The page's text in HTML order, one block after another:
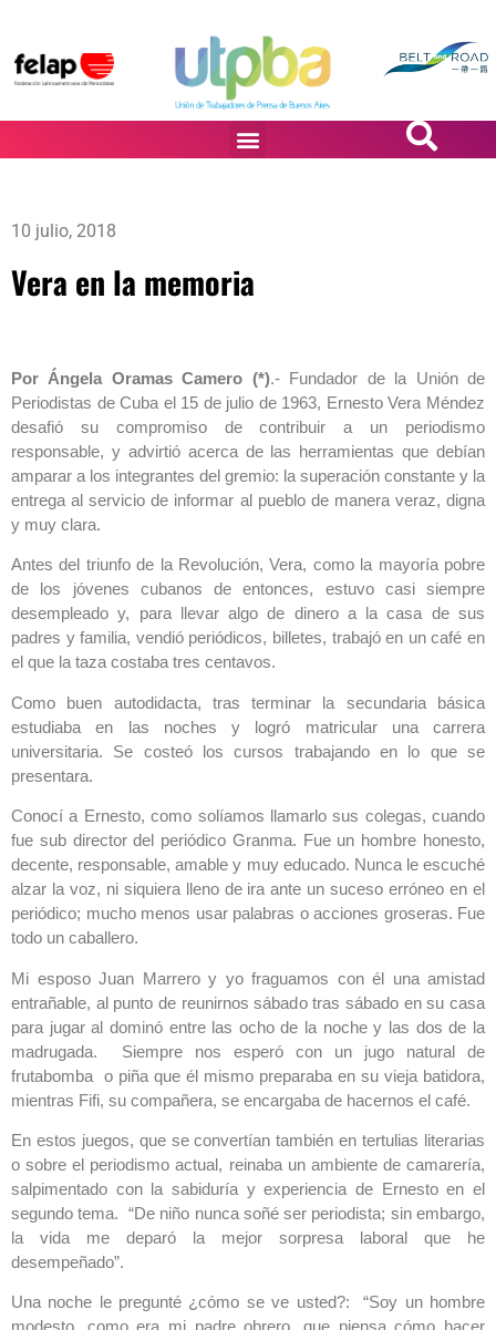
10 julio, 2018
Vera en la memoria
Por Ángela Oramas Camero (*).- Fundador de la Unión de
Periodistas de Cuba el 15 de julio de 1963, Ernesto Vera Méndez
desafió su compromiso de contribuir a un periodismo
responsable, y advirtió acerca de las herramientas que debían
amparar a los integrantes del gremio: la superación constante y la
entrega al servicio de informar al pueblo de manera veraz, digna
y muy clara.
Antes del triunfo de la Revolución, Vera, como la mayoría pobre
de los jóvenes cubanos de entonces, estuvo casi siempre
desempleado y, para llevar algo de dinero a la casa de sus
padres y familia, vendió periódicos, billetes, trabajó en un café en
el que la taza costaba tres centavos.
Como buen autodidacta, tras terminar la secundaria básica
estudiaba en las noches y logró matricular una carrera
universitaria. Se costeó los cursos trabajando en lo que se
presentara.
Conocí a Ernesto, como solíamos llamarlo sus colegas, cuando
fue sub director del periódico Granma. Fue un hombre honesto,
decente, responsable, amable y muy educado. Nunca le escuché
alzar la voz, ni siquiera lleno de ira ante un suceso erróneo en el
periódico; mucho menos usar palabras o acciones groseras. Fue
todo un caballero.
Mi esposo Juan Marrero y yo fraguamos con él una amistad
entrañable, al punto de reunirnos sábado tras sábado en su casa
para jugar al dominó entre las ocho de la noche y las dos de la
madrugada. Siempre nos esperó con un jugo natural de
frutabomba o piña que él mismo preparaba en su vieja batidora,
mientras Fifi, su compañera, se encargaba de hacernos el café.
En estos juegos, que se convertían también en tertulias literarias
o sobre el periodismo actual, reinaba un ambiente de camarería,
salpimentado con la sabiduría y experiencia de Ernesto en el
segundo tema. “De niño nunca soñé ser periodista; sin embargo,
la vida me deparó la mejor sorpresa laboral que he
desempeñado”.
Una noche le pregunté ¿cómo se ve usted?: “Soy un hombre